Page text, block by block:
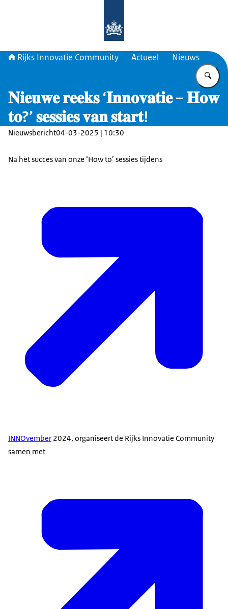
Rijks Innovatie Community Actueel Nieuws
𝐍𝐢𝐞𝐮𝐰𝐞 𝐫𝐞𝐞𝐤𝐬 ‘𝐈𝐧𝐧𝐨𝐯𝐚𝐭𝐢𝐞 – 𝐇𝐨𝐰
𝐭𝐨?’ 𝐬𝐞𝐬𝐬𝐢𝐞𝐬 𝐯𝐚𝐧 𝐬𝐭𝐚𝐫𝐭!
Nieuwsbericht04-03-2025 | 10:30
Na het succes van onze ‘How to’ sessies tijdens
INNOvember 2024, organiseert de Rijks Innovatie Community
samen met